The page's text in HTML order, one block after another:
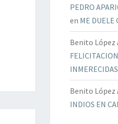
PEDRO
en ME DUELE
Benito López
INMERECIDAS
Benito López
INDIOS EN